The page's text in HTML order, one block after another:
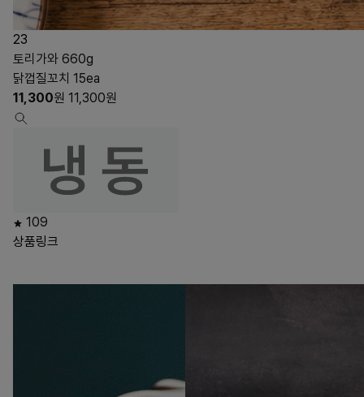
23
토리가와 660g
닭껍질꼬치 15ea
11,300원 11,300원
109
상품링크